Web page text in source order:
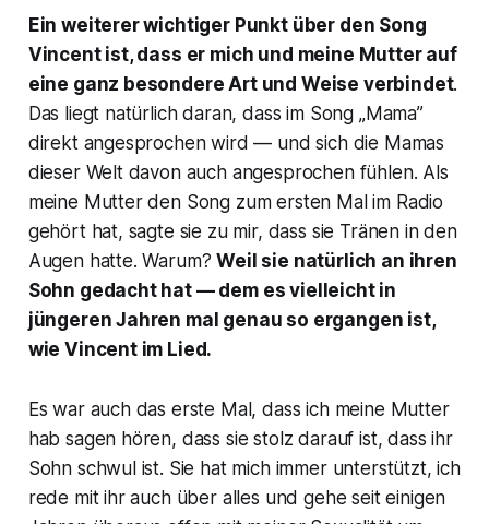
Ein weiterer wichtiger Punkt über den Song
Vincentist, dass er mich und meine Mutter auf
eine ganz besondere Art und Weise verbindet.
Das liegt natürlich daran, dass im Song „Mama”
direkt angesprochen wird — und sich die Mamas
dieser Welt davon auch angesprochen fühlen. Als
meine Mutter den Song zum ersten Mal im Radio
gehört hat, sagte sie zu mir, dass sie Tränen in den
Augen hatte. Warum?Weil sie natürlich an ihren
Sohn gedacht hat — dem es vielleicht in
jüngeren Jahren mal genau so ergangen ist,
wie Vincent im Lied.
Es war auch das erste Mal, dass ich meine Mutter
hab sagen hören, dass sie stolz darauf ist, dass ihr
Sohn schwul ist. Sie hat mich immer unterstützt, ich
rede mit ihr auch über alles und gehe seit einigen